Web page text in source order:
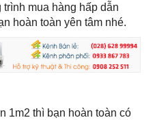
mua hàng hấp dẫn
hoàn toàn yên tâm nhé.
1m2 thì bạn hoàn toàn có